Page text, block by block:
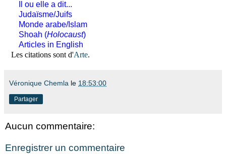
Il ou elle a dit...
Judaïsme/Juifs
Monde arabe/Islam
Shoah (Holocaust)
Articles in English
Les citations sont d'Arte.
Véronique Chemla le 18:53:00
Partager
Aucun commentaire:
Enregistrer un commentaire